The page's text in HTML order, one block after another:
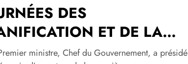
DES
ET DE LA
ministre, Chef du Gouvernement, a présidé